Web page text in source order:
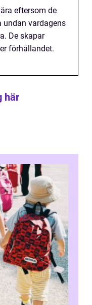
eftersom de
undan vardagens
De skapar
förhållandet.
här